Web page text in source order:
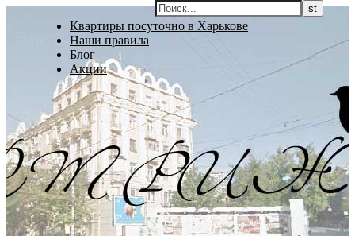
Квартиры посуточно в Харькове
Наши правила
Блог
Акции